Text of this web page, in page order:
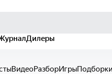
Дилеры
ВидеоРазборИгрыПодборки